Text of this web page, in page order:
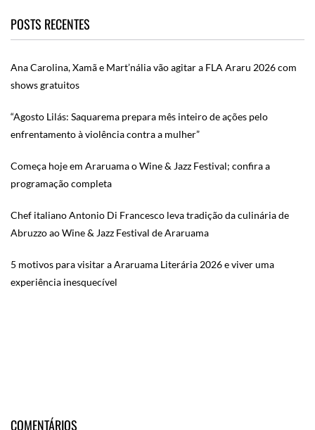
POSTS RECENTES
Ana Carolina, Xamã e Mart’nália vão agitar a FLA Araru 2026 com
shows gratuitos
“Agosto Lilás: Saquarema prepara mês inteiro de ações pelo
enfrentamento à violência contra a mulher”
Começa hoje em Araruama o Wine & Jazz Festival; confira a
programação completa
Chef italiano Antonio Di Francesco leva tradição da culinária de
Abruzzo ao Wine & Jazz Festival de Araruama
5 motivos para visitar a Araruama Literária 2026 e viver uma
experiência inesquecível
COMENTÁRIOS